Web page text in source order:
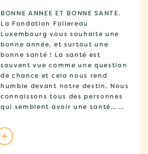
BONNE ANNEE ET BONNE SANTE.
La Fondation Follereau
Luxembourg vous souhaite une
bonne année, et surtout une
bonne santé ! La santé est
souvent vue comme une question
de chance et cela nous rend
humble devant notre destin. Nous
connaissons tous des personnes
qui semblent avoir une santé… …